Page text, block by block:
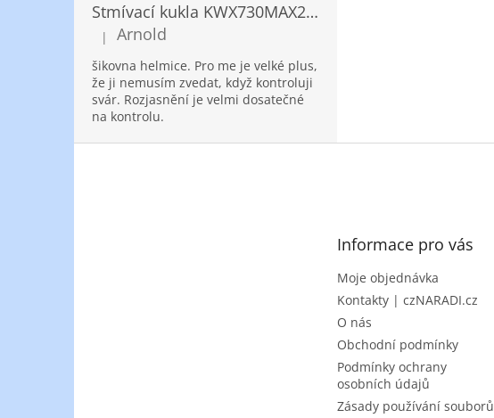
Stmívací kukla KWX730MAX2,5!® + NANOClean
Hodnocení produktu je 5 z 5 hvězdiček.
| Arnold
šikovna helmice. Pro me je velké plus,
že ji nemusím zvedat, když kontroluji
svár. Rozjasnění je velmi dosatečné
na kontrolu.
Informace pro vás
Moje objednávka
Kontakty | czNARADI.cz
O nás
Obchodní podmínky
Podmínky ochrany
osobních údajů
Zásady používání souborů